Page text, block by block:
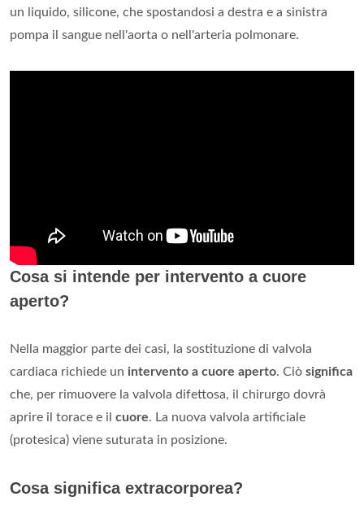
un liquido, silicone, che spostandosi a destra e a sinistra
pompa il sangue nell'aorta o nell'arteria polmonare.
Cosa si intende per intervento a cuore
aperto?
Nella maggior parte dei casi, la sostituzione di valvola
cardiaca richiede un intervento a cuore aperto. Ciò significa
che, per rimuovere la valvola difettosa, il chirurgo dovrà
aprire il torace e il cuore. La nuova valvola artificiale
(protesica) viene suturata in posizione.
Cosa significa extracorporea?